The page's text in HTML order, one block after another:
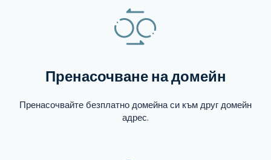
Пренасочване на домейн
Пренасочвайте безплатно домейна си към друг домейн
адрес.